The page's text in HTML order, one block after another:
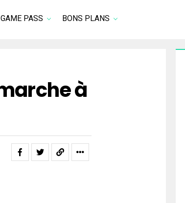
GAME PASS BONS PLANS
à